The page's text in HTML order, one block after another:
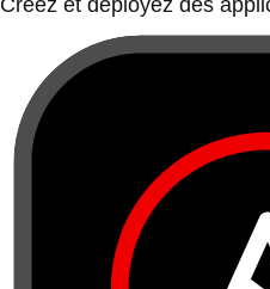
Créez et déployez des